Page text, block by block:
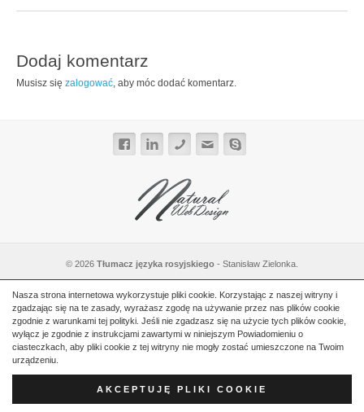
Nasza strona internetowa wykorzystuje pliki cookie. Korzystając z naszej witryny i
zgadzając się na te zasady, wyrażasz zgodę na używanie przez nas plików cookie
zgodnie z warunkami tej polityki. Jeśli nie zgadzasz się na użycie tych plików cookie,
wyłącz je zgodnie z instrukcjami zawartymi w niniejszym Powiadomieniu o
ciasteczkach, aby pliki cookie z tej witryny nie mogły zostać umieszczone na Twoim
urządzeniu.
AKCEPTUJĘ PLIKI COOKIE
Dodaj komentarz
Musisz się zalogować, aby móc dodać komentarz.
© 2026 Tłumacz języka rosyjskiego - Stanisław Zielonka.